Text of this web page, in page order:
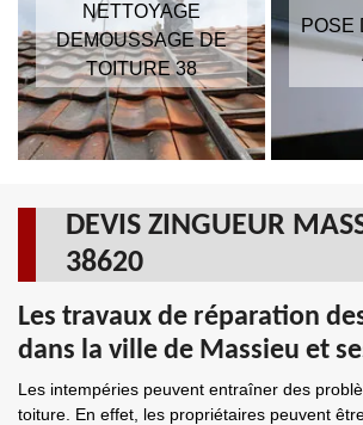
NETTOYAGE
DEMOUSSAGE DE
TOITURE 38
POSE
DEVIS ZINGUEUR
38620
Les travaux de réparation
dans la ville de Massieu et
Les intempéries peuvent entraîner des
toiture. En effet, les propriétaires peuvent